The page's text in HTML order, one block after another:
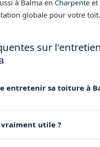
à Balma en Charpente et
globale pour votre toit.
sur
entretenir sa toiture à
et
utile ?